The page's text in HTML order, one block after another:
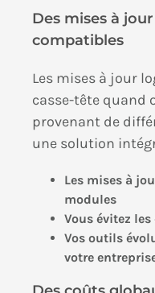
Des mises à
compatibles
Les mises à jour
casse-tête quand
provenant de
une solution
Les mises à
modules
Vous évitez
Vos outils
votre